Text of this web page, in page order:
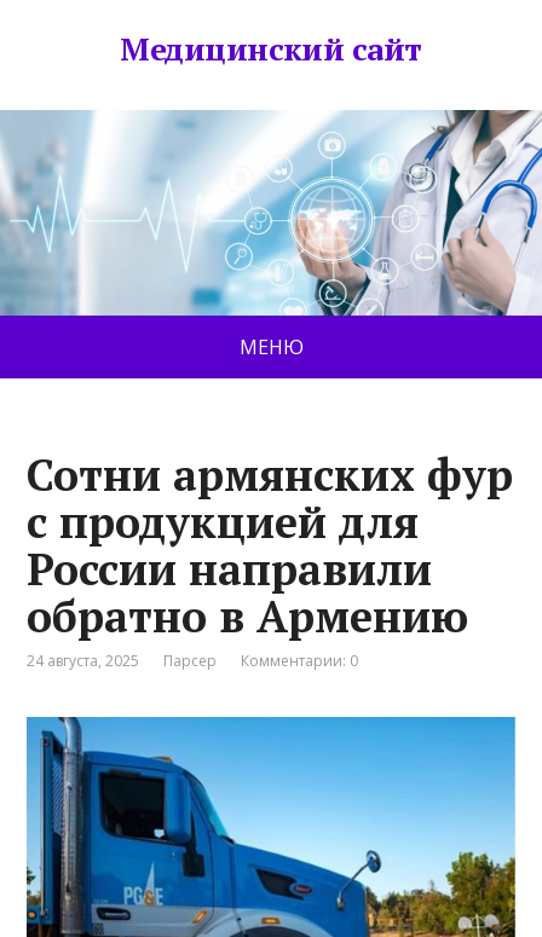
Медицинский сайт
МЕНЮ
Сотни армянских фур
с продукцией для
России направили
обратно в Армению
24 августа, 2025 Парсер Комментарии: 0